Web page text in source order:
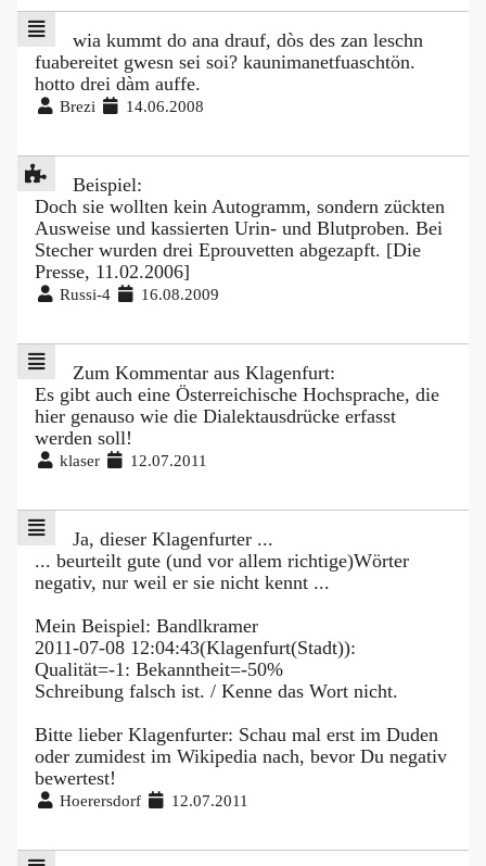
wia kummt do ana drauf, dòs des zan leschn
fuabereitet gwesn sei soi? kaunimanetfuaschtön.
hotto drei dàm auffe.
Brezi 14.06.2008
Beispiel:
Doch sie wollten kein Autogramm, sondern zückten
Ausweise und kassierten Urin- und Blutproben. Bei
Stecher wurden drei Eprouvetten abgezapft. [Die
Presse, 11.02.2006]
Russi-4 16.08.2009
Zum Kommentar aus Klagenfurt:
Es gibt auch eine Österreichische Hochsprache, die
hier genauso wie die Dialektausdrücke erfasst
werden soll!
klaser 12.07.2011
Ja, dieser Klagenfurter ...
... beurteilt gute (und vor allem richtige)Wörter
negativ, nur weil er sie nicht kennt ...
Mein Beispiel: Bandlkramer
2011-07-08 12:04:43(Klagenfurt(Stadt)):
Qualität=-1: Bekanntheit=-50%
Schreibung falsch ist. / Kenne das Wort nicht.
Bitte lieber Klagenfurter: Schau mal erst im Duden
oder zumidest im Wikipedia nach, bevor Du negativ
bewertest!
Hoerersdorf 12.07.2011